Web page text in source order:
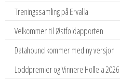
Treningssamling på Ervalla
Velkommen til Østfoldapporten
Datahound kommer med ny versjon
Loddpremier og Vinnere Holleia 2026